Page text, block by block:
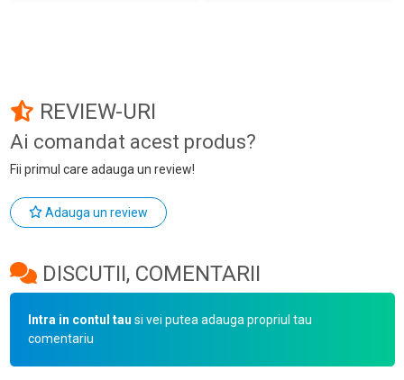
REVIEW-URI
Ai comandat acest produs?
Fii primul care adauga un review!
Adauga un review
DISCUTII, COMENTARII
Intra in contul tau si vei putea adauga propriul tau
comentariu